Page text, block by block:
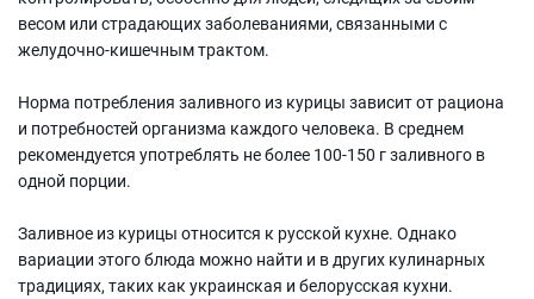
весом или страдающих заболеваниями, связанными с
желудочно-кишечным трактом.
Норма потребления заливного из курицы зависит от рациона
и потребностей организма каждого человека. В среднем
рекомендуется употреблять не более 100-150 г заливного в
одной порции.
Заливное из курицы относится к русской кухне. Однако
вариации этого блюда можно найти и в других кулинарных
традициях, таких как украинская и белорусская кухни.